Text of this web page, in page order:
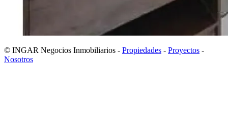
© INGAR Negocios Inmobiliarios - Propiedades - Proyectos -
Nosotros